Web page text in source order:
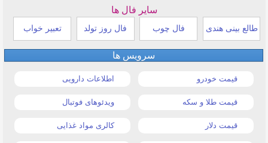
سایر فال ها
طالع بینی هندی فال چوب فال روز تولد تعبیر خواب
سرویس ها
قیمت خودرو اطلاعات دارویی
قیمت طلا و سکه ویدئوهای فوتبال
قیمت دلار کالری مواد غذایی